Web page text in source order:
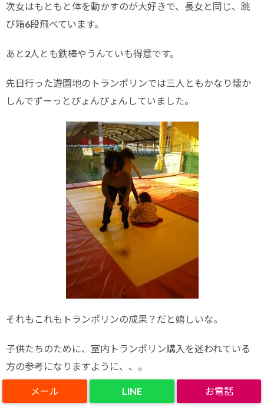
LINE
次女はもともと体を動かすのが大好きで、長女と同じ、跳
び箱6段飛べています。
あと2人とも鉄棒やうんていも得意です。
先日行った遊園地のトランポリンでは三人ともかなり懐か
しんでずーっとぴょんぴょんしていました。
それもこれもトランポリンの成果？だと嬉しいな。
子供たちのために、室内トランポリン購入を迷われている
方の参考になりますように、、。
以上、読んでいただきありがとうございました。